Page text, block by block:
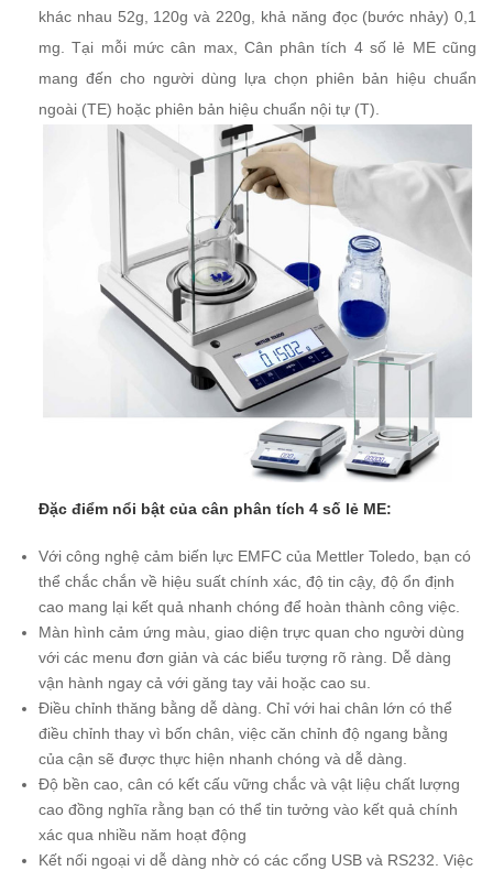
khác nhau 52g, 120g và 220g, khả năng đọc (bước nhảy) 0,1
mg. Tại mỗi mức cân max, Cân phân tích 4 số lẻ ME cũng
mang đến cho người dùng lựa chọn phiên bản hiệu chuẩn
ngoài (TE) hoặc phiên bản hiệu chuẩn nội tự (T).
Đặc điểm nổi bật của cân phân tích 4 số lẻ ME:
Với công nghệ cảm biến lực EMFC của Mettler Toledo, bạn có
thể chắc chắn về hiệu suất chính xác, độ tin cậy, độ ổn định
cao mang lại kết quả nhanh chóng để hoàn thành công việc.
Màn hình cảm ứng màu, giao diện trực quan cho người dùng
với các menu đơn giản và các biểu tượng rõ ràng. Dễ dàng
vận hành ngay cả với găng tay vải hoặc cao su.
Điều chỉnh thăng bằng dễ dàng. Chỉ với hai chân lớn có thể
điều chỉnh thay vì bốn chân, việc căn chỉnh độ ngang bằng
của cận sẽ được thực hiện nhanh chóng và dễ dàng.
Độ bền cao, cân có kết cấu vững chắc và vật liệu chất lượng
cao đồng nghĩa rằng bạn có thể tin tưởng vào kết quả chính
xác qua nhiều năm hoạt động
Kết nối ngoại vi dễ dàng nhờ có các cổng USB và RS232. Việc